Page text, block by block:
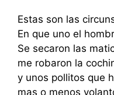
Estas son las
En que uno el
Se secaron las
me robaron la
y unos pollitos que
mas o menos